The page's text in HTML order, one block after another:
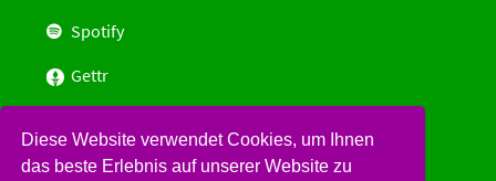
Diese Website verwendet Cookies, um Ihnen
das beste Erlebnis auf unserer Website zu
Spotify
Gettr
Email:info@womensdeclaration.com